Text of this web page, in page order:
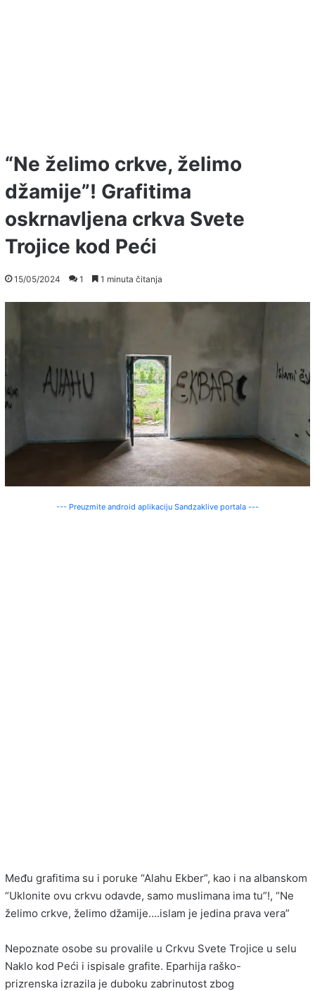
“Ne želimo crkve, želimo
džamije”! Grafitima
oskrnavljena crkva Svete
Trojice kod Peći
15/05/2024 1 1 minuta čitanja
--- Preuzmite android aplikaciju Sandzaklive portala ---
Među grafitima su i poruke “Alahu Ekber”, kao i na albanskom
“Uklonite ovu crkvu odavde, samo muslimana ima tu”!, “Ne
želimo crkve, želimo džamije….islam je jedina prava vera”
Nepoznate osobe su provalile u Crkvu Svete Trojice u selu
Naklo kod Peći i ispisale grafite. Eparhija raško-
prizrenska izrazila je duboku zabrinutost zbog